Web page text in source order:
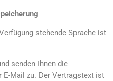
stehende Sprache ist
senden Ihnen die
E-Mail zu. Der Vertragstext ist